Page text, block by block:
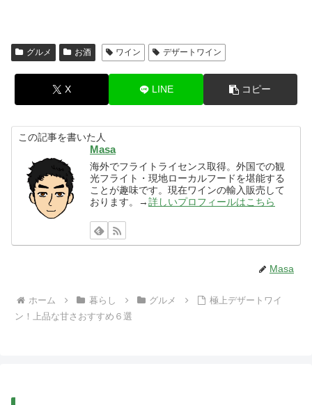
グルメ お酒 ワイン デザートワイン
X LINE コピー
この記事を書いた人
Masa
海外でフライトライセンス取得。外国での観
光フライト・現地ローカルフードを堪能する
ことが趣味です。現在ワインの輸入販売して
おります。→詳しいプロフィールはこちら
Masa
ホーム 暮らし グルメ
極上デザートワイ
ン！上品な甘さおすすめ６選